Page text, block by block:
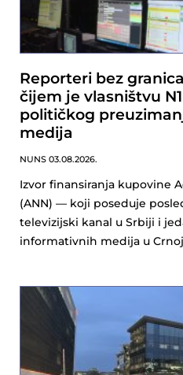
Reporteri bez
čijem je vlasništvu
političkog
medija
NUNS 03.08.2026.
Izvor finansiranja kupovine
(ANN) — koji poseduje
televizijski kanal u Srbiji i
informativnih medija u Crnoj